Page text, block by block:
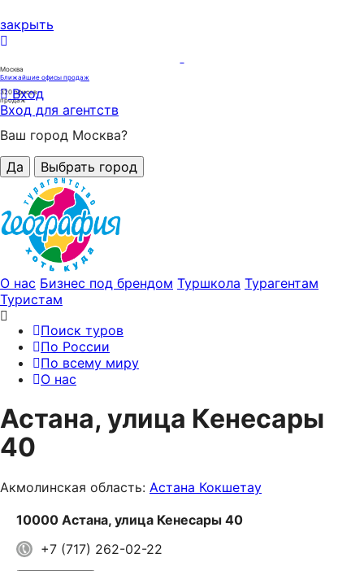
закрыть
Москва
Ближайшие офисы продаж
320офисов
продаж
Вход
Вход для агентств
Ваш город Москва?
Да
Выбрать город
О нас Бизнес под брендом Туршкола Турагентам
Туристам
Поиск туров
По России
По всему миру
О нас
Астана, улица Кенесары
40
Акмолинская область: Астана Кокшетау
10000 Астана, улица Кенесары 40
+7 (717) 262-02-22